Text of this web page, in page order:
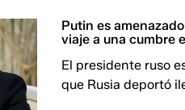
Putin es
viaje a una cumbre
El presidente ruso
que Rusia deportó